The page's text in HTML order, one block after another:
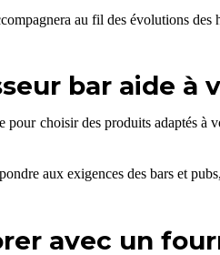
au fil des évolutions des
bar aide à
pour choisir des produits adaptés à
aux exigences des bars et
avec un